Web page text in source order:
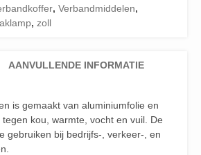
, Verbandmiddelen,
, zoll
AANVULLENDE INFORMATIE
is gemaakt van aluminiumfolie en
kou, warmte, vocht en vuil. De
gebruiken bij bedrijfs-, verkeer-, en